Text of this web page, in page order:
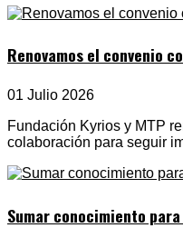
Renovamos el convenio
01 Julio 2026
Fundación Kyrios y MTP
colaboración para seguir
Sumar conocimiento